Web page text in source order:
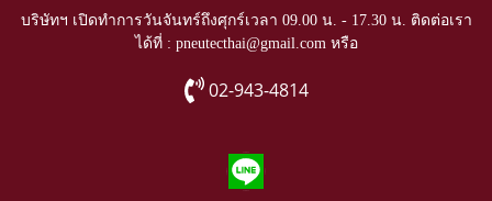
บริษัทฯ เปิดทำการวันจันทร์ถึงศุกร์เวลา 09.00 น. - 17.30 น. ติดต่อเรา
ได้ที่ : pneutecthai@gmail.com หรือ
02-943-4814